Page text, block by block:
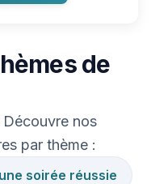
de
nos
par thème :
soirée réussie